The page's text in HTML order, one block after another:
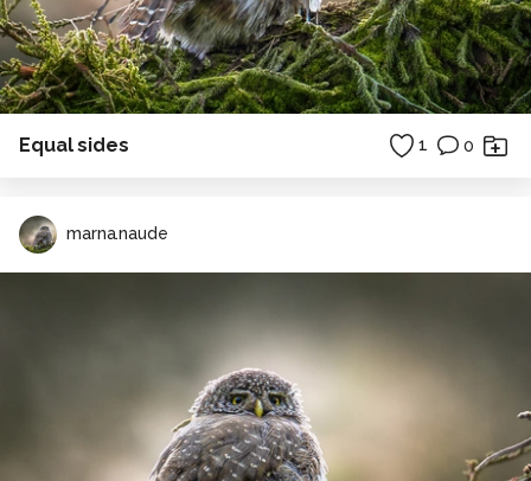
Equal sides 1 0
marna.naude